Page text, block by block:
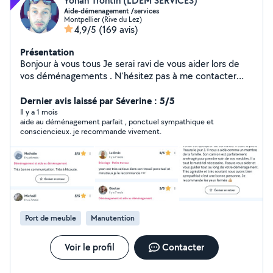
Aide-démenagement /services
Montpellier (Rive du Lez)
4,9/5 (169 avis)
Présentation
Bonjour à vous tous Je serai ravi de vous aider lors de
vos déménagements . N'hésitez pas à me contacter
déménagement A très bientôt pour de nouvelles
Dernier avis laissé par Séverine : 5/5
Il y a 1 mois
aide au déménagement parfait , ponctuel sympathique et
consciencieux. je recommande vivement.
Port de meuble Manutention
Voir le profil Contacter